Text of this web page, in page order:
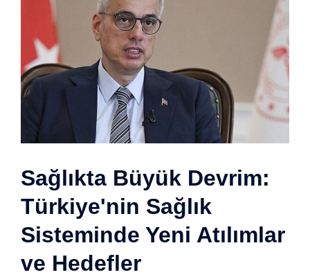
Sağlıkta Büyük Devrim:
Türkiye'nin Sağlık
Sisteminde Yeni Atılımlar
ve Hedefler